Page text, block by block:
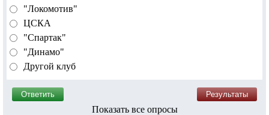
"Локомотив"
ЦСКА
"Спартак"
"Динамо"
Другой клуб
Показать все опросы